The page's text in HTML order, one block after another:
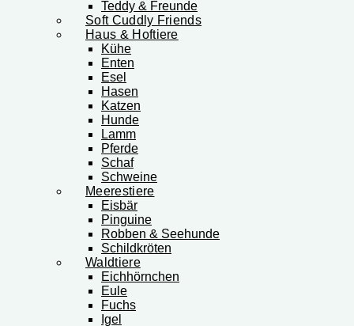
Teddy & Freunde
Soft Cuddly Friends
Haus & Hoftiere
Kühe
Enten
Esel
Hasen
Katzen
Hunde
Lamm
Pferde
Schaf
Schweine
Meerestiere
Eisbär
Pinguine
Robben & Seehunde
Schildkröten
Waldtiere
Eichhörnchen
Eule
Fuchs
Igel